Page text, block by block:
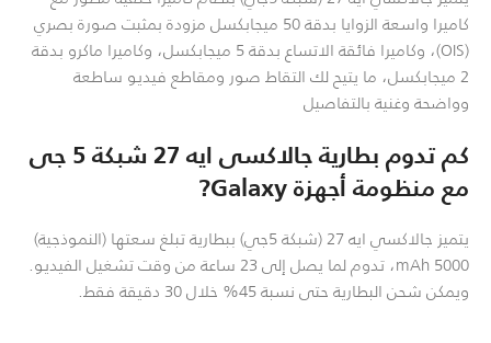
كاميرا واسعة الزوايا بدقة 50 ميجابكسل مزودة بمثبت صورة بصري
(OIS)، وكاميرا فائقة الاتساع بدقة 5 ميجابكسل، وكاميرا ماكرو بدقة
2 ميجابكسل، ما يتيح لك التقاط صور ومقاطع فيديو ساطعة
وواضحة وغنية بالتفاصيل
كم تدوم بطارية جالاكسى ايه 27 شبكة 5 جى
مع منظومة أجهزة Galaxy?
يتميز جالاكسي ايه 27 (شبكة 5جي) ببطارية تبلغ سعتها (النموذجية)
5000 mAh، تدوم لما يصل إلى 23 ساعة من وقت تشغيل الفيديو.
ويمكن شحن البطارية حتى نسبة 45% خلال 30 دقيقة فقط.